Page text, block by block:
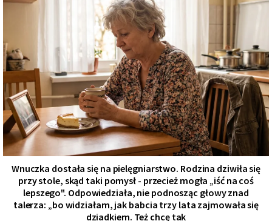
Wnuczka dostała się na pielęgniarstwo. Rodzina dziwiła się
przy stole, skąd taki pomysł - przecież mogła „iść na coś
lepszego". Odpowiedziała, nie podnosząc głowy znad
talerza: „bo widziałam, jak babcia trzy lata zajmowała się
dziadkiem. Też chcę tak